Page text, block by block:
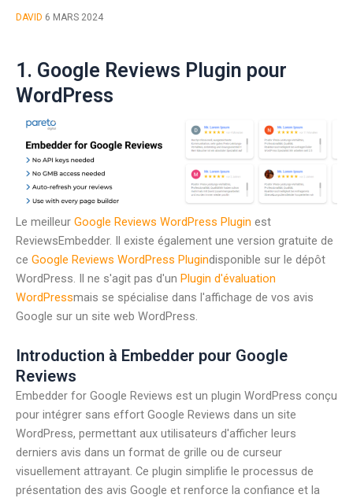
DAVID 6 MARS 2024
1. Google Reviews Plugin pour
WordPress
Le meilleur Google Reviews WordPress Plugin est
ReviewsEmbedder. Il existe également une version gratuite de
ce Google Reviews WordPress Plugindisponible sur le dépôt
WordPress. Il ne s'agit pas d'un Plugin d'évaluation
WordPressmais se spécialise dans l'affichage de vos avis
Google sur un site web WordPress.
Introduction à Embedder pour Google
Reviews
Embedder for Google Reviews est un plugin WordPress conçu
pour intégrer sans effort Google Reviews dans un site
WordPress, permettant aux utilisateurs d'afficher leurs
derniers avis dans un format de grille ou de curseur
visuellement attrayant. Ce plugin simplifie le processus de
présentation des avis Google et renforce la confiance et la